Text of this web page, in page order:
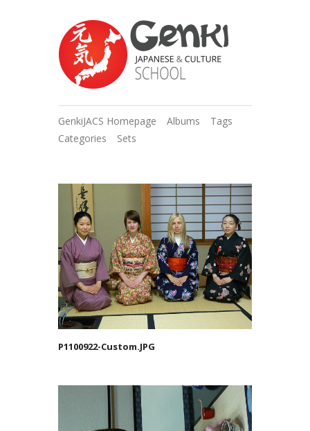
GenkiJACS Homepage Albums
Tags
Categories
Sets
P1100922-Custom.JPG